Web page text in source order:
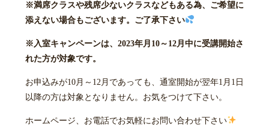
※満席クラスや残席少ないクラスなどもある為、ご希望に
添えない場合もございます。ご了承下さい
※入室キャンペーンは、 2023年月10～12月中に受講開始さ
れた方が対象です。
お申込みが10月～12月であっても、通室開始が翌年1月1日
以降の方は対象となりません。お気をつけて下さい。
ホームページ、お電話でお気軽にお問い合わせ下さい